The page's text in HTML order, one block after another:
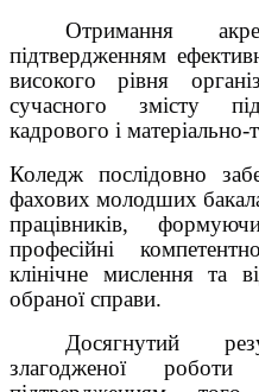
Отримання
підтвердженням
високого рівня
сучасного змісту
кадрового і матеріально-
Коледж послідовно
фахових молодших
працівників,
професійні
клінічне мислення та
обраної справи.
Досягнутий
злагодженої